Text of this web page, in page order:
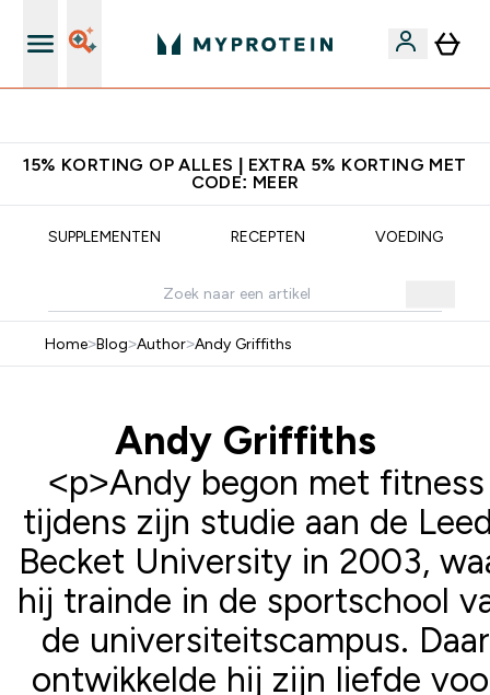
15% KORTING OP ALLES | EXTRA 5% KORTING MET
CODE: MEER
SUPPLEMENTEN RECEPTEN VOEDING
Home>Blog>Author>Andy Griffiths
Andy Griffiths
<p>Andy begon met fitness
tijdens zijn studie aan de
Becket University in 2003,
hij trainde in de sportschool
de universiteitscampus. Daar
ontwikkelde hij zijn liefde